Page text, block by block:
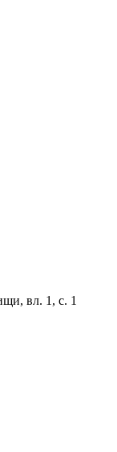
вл. 1, с. 1